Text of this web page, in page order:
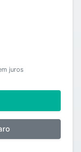
juros